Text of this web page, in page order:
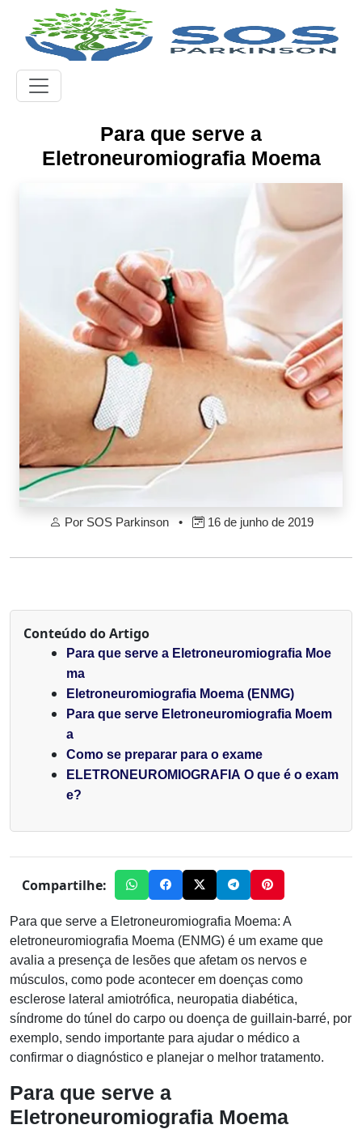
Para que serve a
Eletroneuromiografia Moema
Por SOS Parkinson • 16 de junho de 2019
Conteúdo do Artigo
Para que serve a Eletroneuromiografia Moe
ma
Eletroneuromiografia Moema (ENMG)
Para que serve Eletroneuromiografia Moem
a
Como se preparar para o exame
ELETRONEUROMIOGRAFIA O que é o ​​exam
e?
Compartilhe:
Para que serve a Eletroneuromiografia Moema: A
eletroneuromiografia Moema (ENMG) é um exame que
avalia a presença de lesões que afetam os nervos e
músculos, como pode acontecer em doenças como
esclerose lateral amiotrófica, neuropatia diabética,
síndrome do túnel do carpo ou doença de guillain-barré, por
exemplo, sendo importante para ajudar o médico a
confirmar o diagnóstico e planejar o melhor tratamento.
Para que serve a
Eletroneuromiografia Moema